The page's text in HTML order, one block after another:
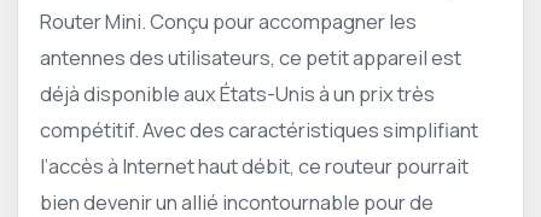
Router Mini. Conçu pour accompagner les
antennes des utilisateurs, ce petit appareil est
déjà disponible aux États-Unis à un prix très
compétitif. Avec des caractéristiques simplifiant
l’accès à Internet haut débit, ce routeur pourrait
bien devenir un allié incontournable pour de